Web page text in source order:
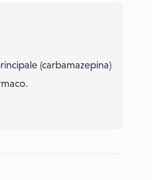
(carbamazepina)